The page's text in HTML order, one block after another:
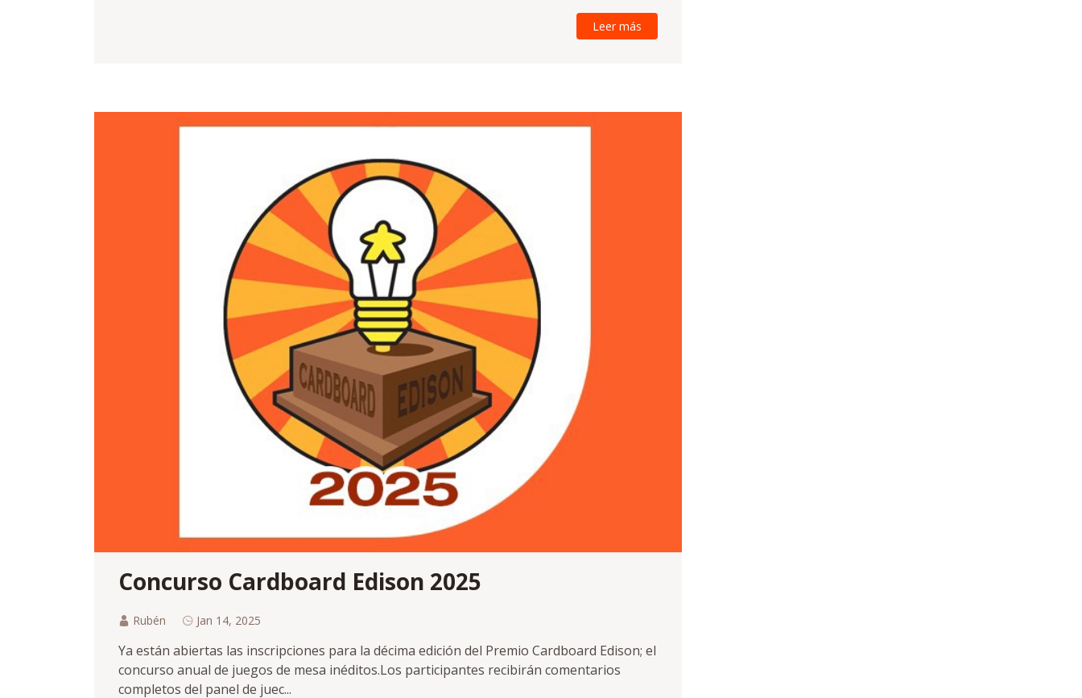
Leer más
Concurso Cardboard Edison 2025
Rubén Jan 14, 2025
Ya están abiertas las inscripciones para la décima edición del Premio Cardboard Edison; el
concurso anual de juegos de mesa inéditos.Los participantes recibirán comentarios
completos del panel de juec...